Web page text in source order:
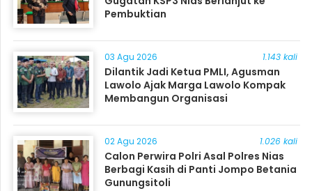
Pembuktian
03 Agu 2026 1.143 kali
Dilantik Jadi Ketua PMLI, Agusman
Lawolo Ajak Marga Lawolo Kompak
Membangun Organisasi
02 Agu 2026 1.026 kali
Calon Perwira Polri Asal Polres Nias
Berbagi Kasih di Panti Jompo Betania
Gunungsitoli